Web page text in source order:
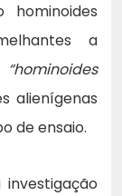
hominoides
a
“hominoides
alienígenas
de ensaio.